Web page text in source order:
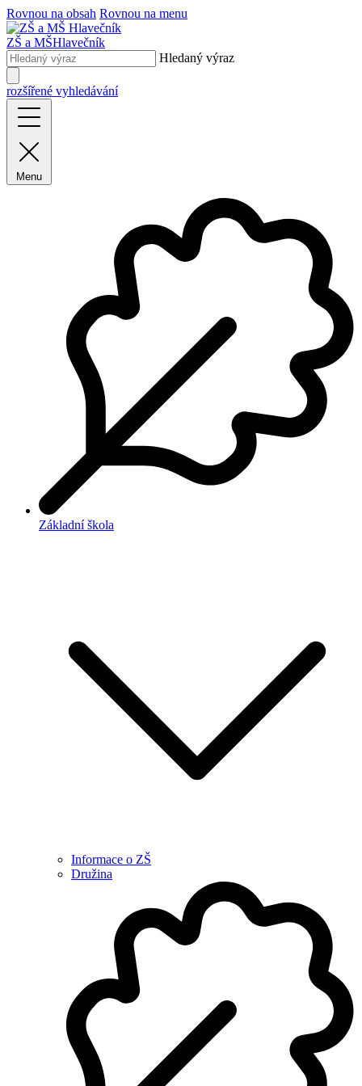
Rovnou na obsah Rovnou na menu
ZŠ a MŠHlavečník
Hledaný výraz
rozšířené vyhledávání
Menu
Základní škola
Informace o ZŠ
Družina